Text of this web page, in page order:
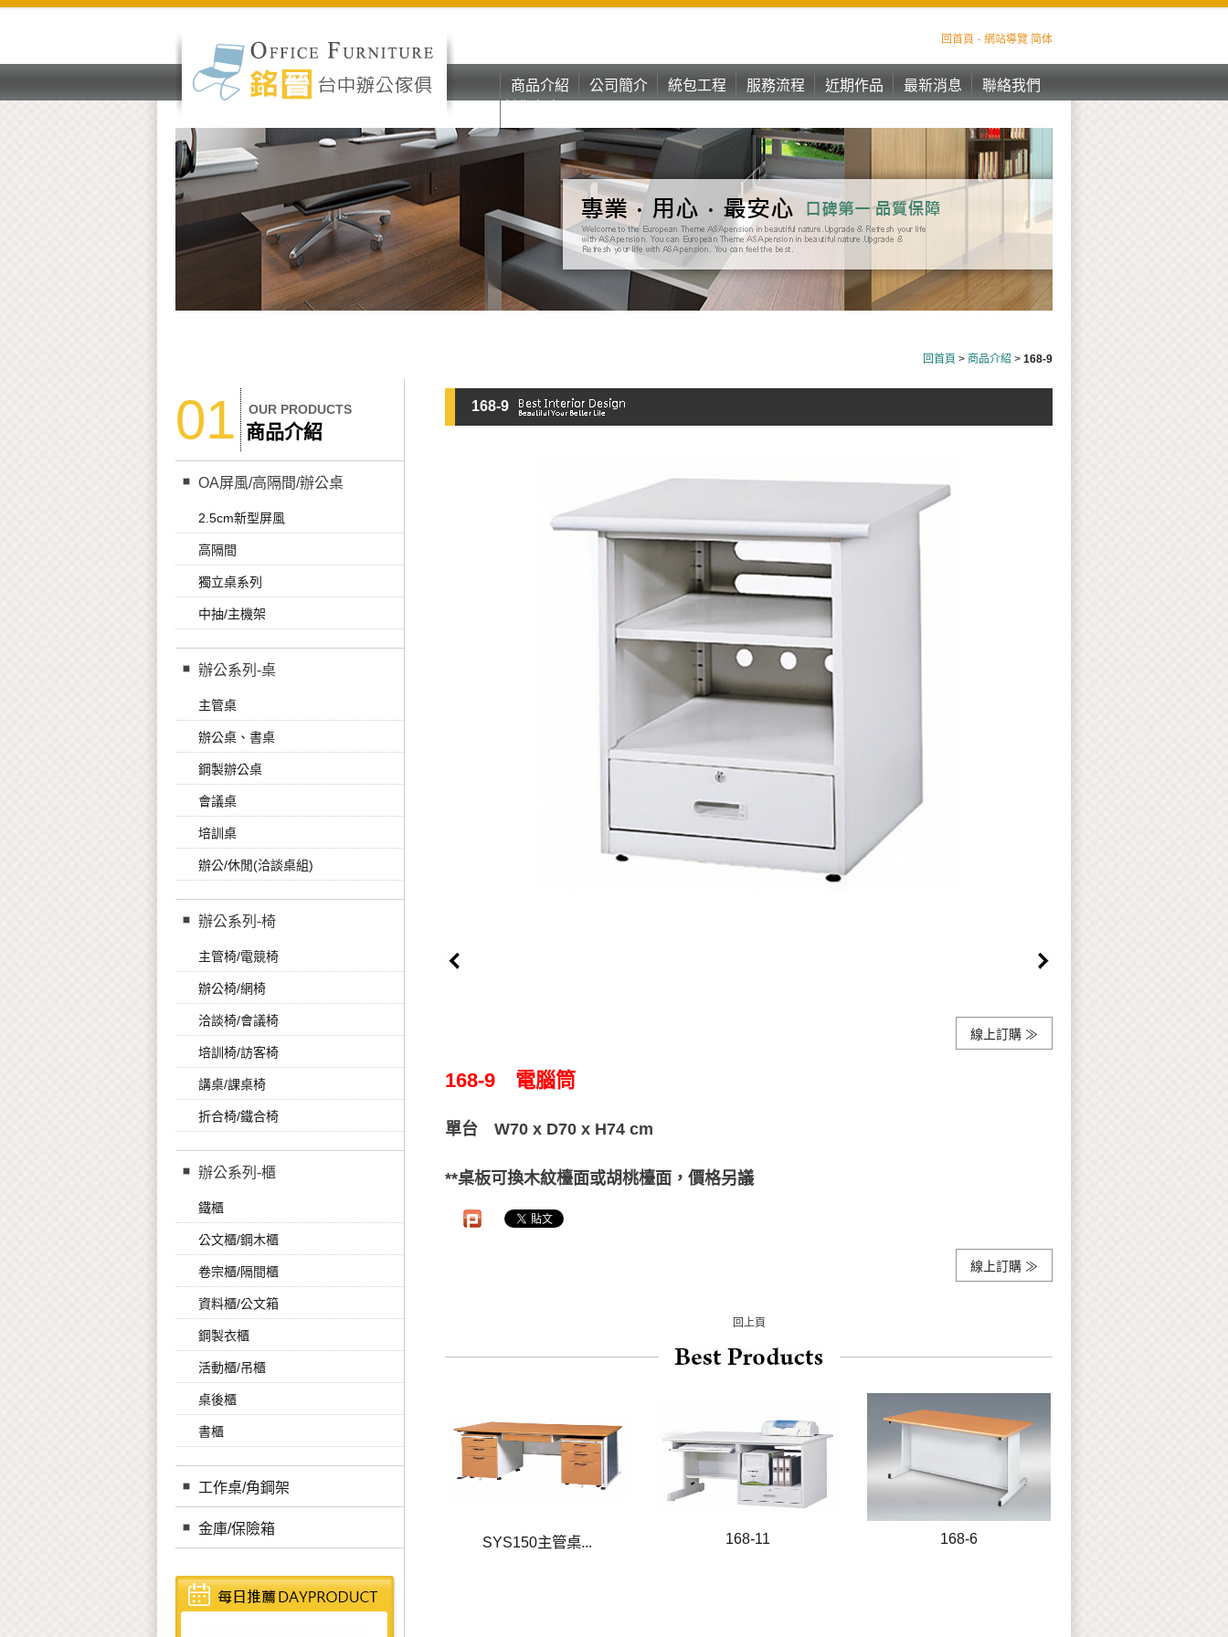
回首頁 網站導覽 简体
商品介紹
公司簡介
統包工程
服務流程
近期作品
最新消息
聯絡我們
辦公家具
彰化台中oa
辦公家具
回首頁 > 商品介紹 > 168-9
01 OUR PRODUCTS
商品介紹
OA屏風/高隔間/辦公桌
2.5cm新型屏風
高隔間
獨立桌系列
中抽/主機架
辦公系列-桌
主管桌
辦公桌、書桌
鋼製辦公桌
會議桌
培訓桌
辦公/休閒(洽談桌組)
辦公系列-椅
主管椅/電競椅
辦公椅/網椅
洽談椅/會議椅
培訓椅/訪客椅
講桌/課桌椅
折合椅/鐵合椅
辦公系列-櫃
鐵櫃
公文櫃/鋼木櫃
卷宗櫃/隔間櫃
資料櫃/公文箱
鋼製衣櫃
活動櫃/吊櫃
桌後櫃
書櫃
工作桌/角鋼架
金庫/保險箱
168-9
線上訂購 ≫
168-9 電腦筒
單台 W70 x D70 x H74 cm
**桌板可換木紋檯面或胡桃檯面，價格另議
線上訂購 ≫
回上頁
SYS150主管桌... 168-11 168-6